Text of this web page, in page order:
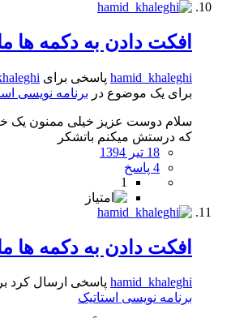
افکت دادن به دکمه ها
hamid_khaleghiپاسخی برای
برای یک موضوع در برنامه نویسی
سلام دوست عزیز خیلی ممنون یک
که درستش میکنم باتشکر
18 تیر 1394
4 پاسخ
افکت دادن به دکمه ها
hamid_khaleghiپاسخی ارسال کرد
برنامه نویسی استاتیک